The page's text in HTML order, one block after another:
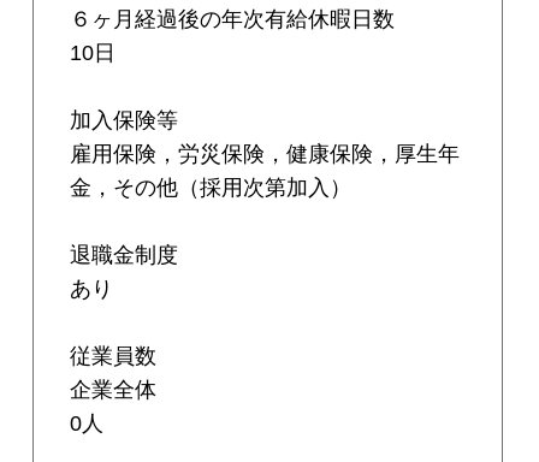
６ヶ月経過後の年次有給休暇日数
10日
加入保険等
雇用保険，労災保険，健康保険，厚生年
金，その他（採用次第加入）
退職金制度
あり
従業員数
企業全体
0人